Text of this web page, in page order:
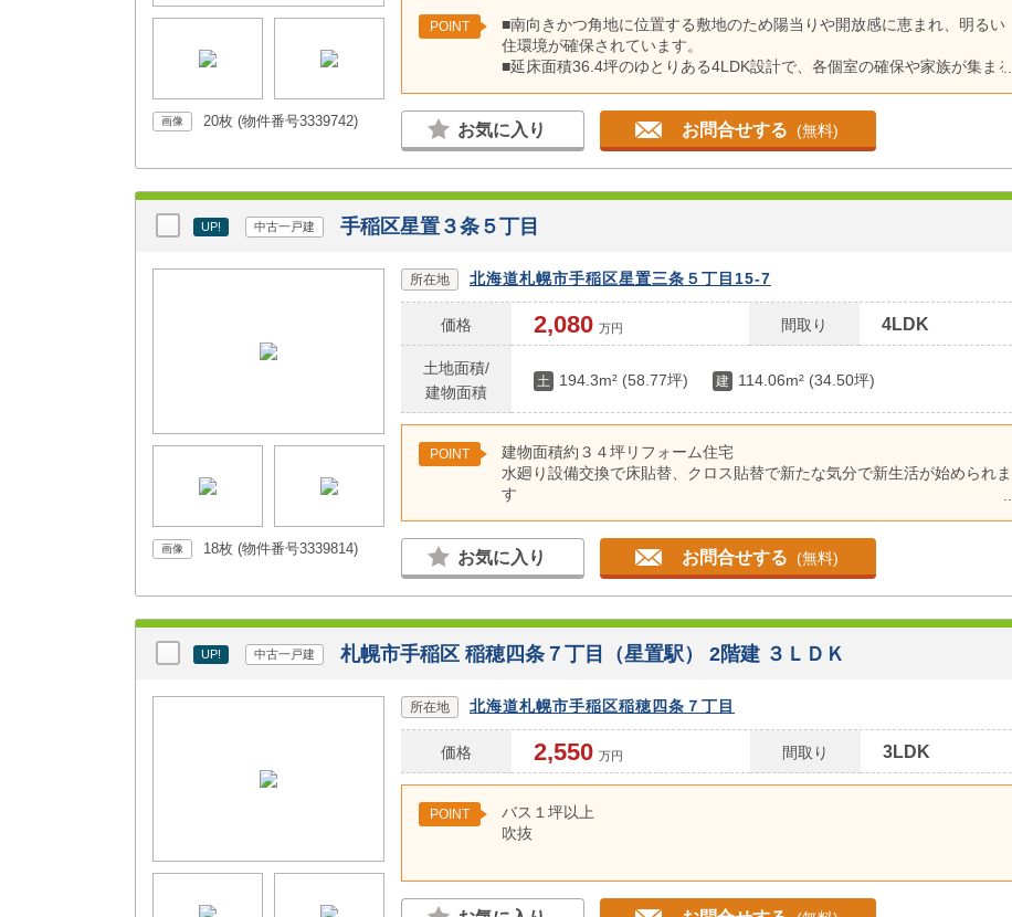
画像 20枚 (物件番号3339742)
POINT
■南向きかつ角地に位置する敷地のため陽当りや開放感に恵まれ、明るい
住環境が確保されています。
■延床面積36.4坪のゆとりある4LDK設計で、各個室の確保や家族が集まる
■過去に一部リフォームが施された履歴があり、購入後のメンテナンス負
担の軽減に寄与します。 ■土地面積は181.72㎡（約54.9坪）あり、カース
ペースの確保やガーデニングなど多用途に対応
■JR函館本線「星置」駅まで徒歩15分以内の立地で、毎日の通勤や通学に
おける利便性が良好です。
■周辺は戸建住宅が立ち並ぶ落ち着いた街並みであり、穏やかな日常生活
を送ることができます。
お気に入り お問合せする (無料)
UP! 中古一戸建 手稲区星置３条５丁目
画像 18枚 (物件番号3339814)
所在地 北海道札幌市手稲区星置三条５丁目15-7
価格 2,080 万円 間取り 4LDK
土地面積/
建物面積
土 194.3m² (58.77坪) 建 114.06m² (34.50坪)
POINT
建物面積約３４坪リフォーム住宅
水廻り設備交換で床貼替、クロス貼替で新たな気分で新生活が始められま
す
玄関横にはカーポートスペースがあります
徒歩圏内に商業施設多数
お気に入り お問合せする (無料)
UP! 中古一戸建 札幌市手稲区 稲穂四条７丁目（星置駅） 2階建 ３ＬＤＫ
所在地 北海道札幌市手稲区稲穂四条７丁目
価格 2,550 万円 間取り 3LDK
POINT
バス１坪以上
吹抜